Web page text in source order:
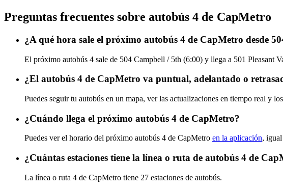
Preguntas frecuentes sobre autobús 4 de CapMetro
¿A qué hora sale el próximo autobús 4 de CapMetro desde
El próximo autobús 4 sale de 504 Campbell / 5th (6:00) y llega a 501 Pleasant
¿El autobús 4 de CapMetro va puntual, adelantado o
Puedes seguir tu autobús en un mapa, ver las actualizaciones en tiempo real y
¿Cuándo llega el próximo autobús 4 de CapMetro?
Puedes ver el horario del próximo autobús 4 de CapMetro en la aplicación,
¿Cuántas estaciones tiene la línea o ruta de autobús 4 de
La línea o ruta 4 de CapMetro tiene 27 estaciones de autobús.